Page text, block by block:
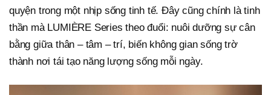
quyện trong một nhịp sống tinh tế. Đây cũng chính là tinh
thần mà LUMIÈRE Series theo đuổi: nuôi dưỡng sự cân
bằng giữa thân – tâm – trí, biến không gian sống trờ
thành nơi tái tạo năng lượng sống mỗi ngày.